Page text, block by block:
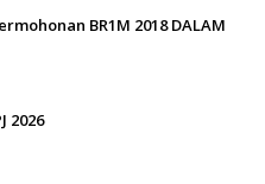
BR1M 2018 DALAM
2026